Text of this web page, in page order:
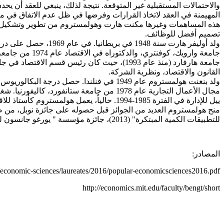
والاحتمالات المستقبلية غير المتوقعة. نتيجة لذلك، ينبغي للعقد
المهيمنة في العقد لاتخاذ القرارات وفرضها في ظل عدم الاتفاق في
هذه المساهمات وغيرها مكنت هارت وهولمستروم من تطوير وتشكيل
تصميم أفضل للوظائف.
جامعة
القانون والاقتصاد، ونظرية الشركة.
ييل للإدارة في الفترة 1985-1994. حالياً، يعمل هولمستروم كأستاذ للاقتصاد في معهد ماساتشوستس للتكنولوجيا (منذ عام 1994). إلى جانب ذلك، كان عضواً في مجلس إدارة شركة نوكيا في الفترة 1999-2012.
للتطبيقات الكمية المبتكرة" (2013)، جائزة مؤسسة " يورغو جانسون للعلوم" (2014)، وجائزة "لويس وغوران انروث" ((2016.
المصادر:
sciences/laureates/2016/popular-economicsciences2016.pdf
http://economics.mit.edu/faculty/bengt/short